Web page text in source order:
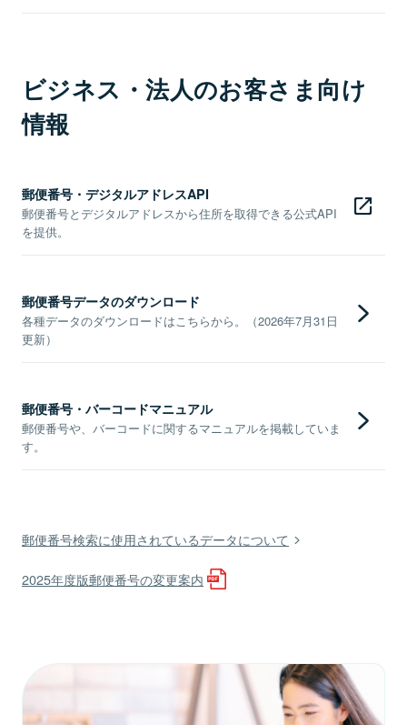
ビジネス・法人のお客さま向け
情報
郵便番号・デジタルアドレスAPI
郵便番号とデジタルアドレスから住所を取得できる公式API
を提供。
郵便番号データのダウンロード
各種データのダウンロードはこちらから。（2026年7月31日
更新）
郵便番号・バーコードマニュアル
郵便番号や、バーコードに関するマニュアルを掲載していま
す。
郵便番号検索に使用されているデータについて
2025年度版郵便番号の変更案内